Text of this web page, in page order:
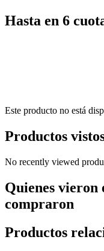
Hasta en 6
Este producto no está
Productos
No recently viewed
Quienes vieron
compraron
Productos